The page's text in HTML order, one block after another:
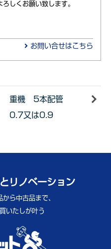
しくお願い致します。
お問い合せはこちら
重機 5本配管
0.7又は0.9
リノベーション
ら中古品まで、
いたしが叶う